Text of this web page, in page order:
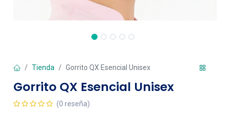
Tienda Gorrito QX Esencial Unisex
Gorrito QX Esencial Unisex
(0 reseña)